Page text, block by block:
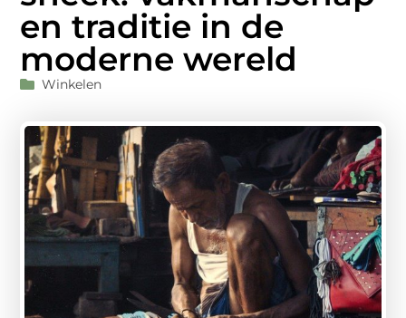
en traditie in de
moderne wereld
Winkelen